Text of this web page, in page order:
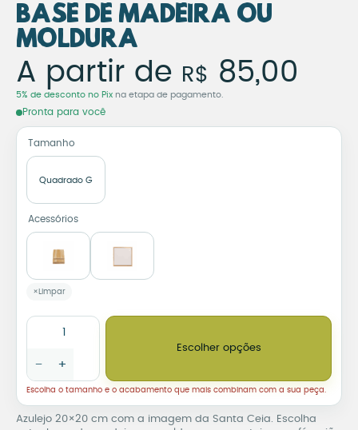
Base de Madeira ou
Moldura
Azulejo Decorativo
A partir de R$ 85,00
5% de desconto no Pix na etapa de pagamento.
Pronta para você
Azulejo 20×20 cm com a imagem da Santa Ceia. Escolha
Tamanho
Quadrado G
Acessórios
Limpar
Azulejo Decorativo Santa Ceia – Base de Madeira ou Moldura
− +
Escolher opções
Escolha o tamanho e o acabamento que mais combinam com a sua peça.